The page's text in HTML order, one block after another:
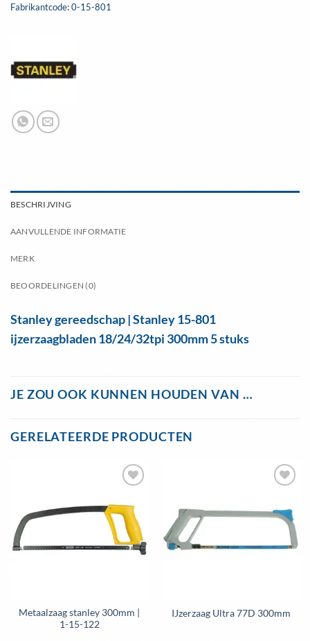
Fabrikantcode: 0-15-801
BESCHRIJVING
AANVULLENDE INFORMATIE
MERK
BEOORDELINGEN (0)
Stanley gereedschap | Stanley 15-801
ijzerzaagbladen 18/24/32tpi 300mm 5 stuks
JE ZOU OOK KUNNEN HOUDEN VAN …
GERELATEERDE PRODUCTEN
aan
wenslijst
Metaalzaag stanley 300mm |
1-15-122
wenslijst
IJzerzaag Ultra 77D 300mm